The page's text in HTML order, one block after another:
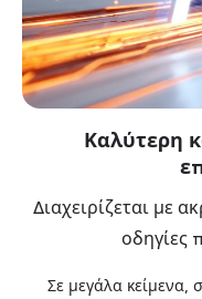
Καλύτερη
Διαχειρίζεται με
οδηγίες
Σε μεγάλα κείμενα,